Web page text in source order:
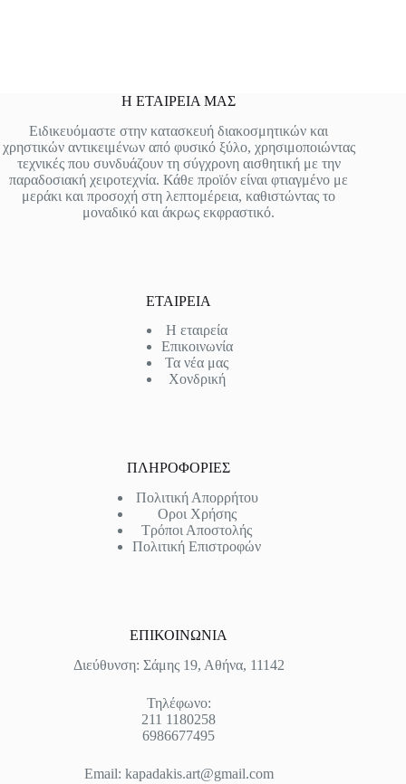
Η ΕΤΑΙΡΕΙΑ ΜΑΣ
Ειδικευόμαστε στην κατασκευή διακοσμητικών και
χρηστικών αντικειμένων από φυσικό ξύλο, χρησιμοποιώντας
τεχνικές που συνδυάζουν τη σύγχρονη αισθητική με την
παραδοσιακή χειροτεχνία. Κάθε προϊόν είναι φτιαγμένο με
μεράκι και προσοχή στη λεπτομέρεια, καθιστώντας το
μοναδικό και άκρως εκφραστικό.
ΕΤΑΙΡΕΙΑ
Η εταιρεία
Επικοινωνία
Τα νέα μας
Χονδρική
ΠΛΗΡΟΦΟΡΙΕΣ
Πολιτική Απορρήτου
Οροι Χρήσης
Τρόποι Αποστολής
Πολιτική Επιστροφών
ΕΠΙΚΟΙΝΩΝΙΑ
Διεύθυνση: Σάμης 19, Αθήνα, 11142
Τηλέφωνο:
211 1180258
6986677495
Email: kapadakis.art@gmail.com